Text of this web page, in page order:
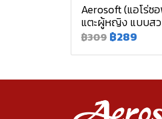
Aerosoft (แอโร่ซ
แตะผู้หญิง แบบสว
฿309 ฿289